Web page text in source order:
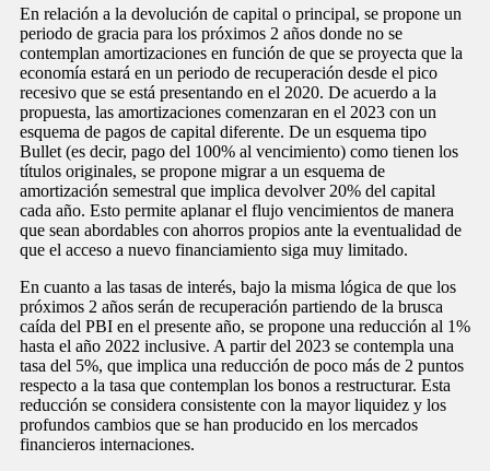
En relación a la devolución de capital o principal, se propone un
periodo de gracia para los próximos 2 años donde no se
contemplan amortizaciones en función de que se proyecta que la
economía estará en un periodo de recuperación desde el pico
recesivo que se está presentando en el 2020. De acuerdo a la
propuesta, las amortizaciones comenzaran en el 2023 con un
esquema de pagos de capital diferente. De un esquema tipo
Bullet (es decir, pago del 100% al vencimiento) como tienen los
títulos originales, se propone migrar a un esquema de
amortización semestral que implica devolver 20% del capital
cada año. Esto permite aplanar el flujo vencimientos de manera
que sean abordables con ahorros propios ante la eventualidad de
que el acceso a nuevo financiamiento siga muy limitado.
En cuanto a las tasas de interés, bajo la misma lógica de que los
próximos 2 años serán de recuperación partiendo de la brusca
caída del PBI en el presente año, se propone una reducción al 1%
hasta el año 2022 inclusive. A partir del 2023 se contempla una
tasa del 5%, que implica una reducción de poco más de 2 puntos
respecto a la tasa que contemplan los bonos a restructurar. Esta
reducción se considera consistente con la mayor liquidez y los
profundos cambios que se han producido en los mercados
financieros internaciones.